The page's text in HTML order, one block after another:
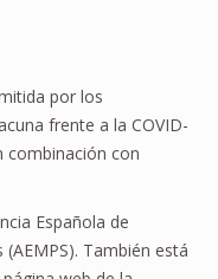
por los
frente a la COVID-
combinación con
Española de
También está